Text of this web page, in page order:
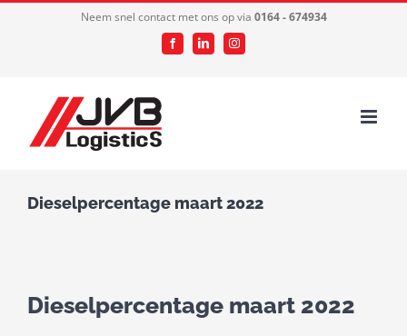
Neem snel contact met ons op via 0164 - 674934
FacebookLinkedInInstagram
Dieselpercentage maart 2022
Dieselpercentage maart 2022